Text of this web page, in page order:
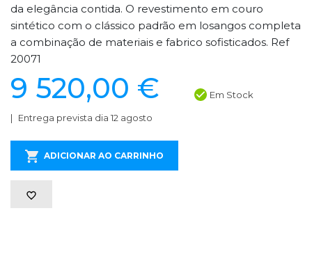
da elegância contida. O revestimento em couro
sintético com o clássico padrão em losangos completa
a combinação de materiais e fabrico sofisticados. Ref
20071
9 520,00 € Em Stock
Entrega prevista dia 12 agosto
ADICIONAR AO CARRINHO